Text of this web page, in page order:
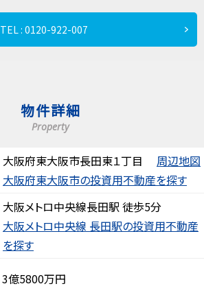
TEL : 0120-922-007
物件詳細
Property
大阪府東大阪市長田東１丁目
周辺地図
大阪府東大阪市の投資用不動産を探す
大阪メトロ中央線長田駅 徒歩5分
大阪メトロ中央線 長田駅の投資用不動産
を探す
3億5800万円